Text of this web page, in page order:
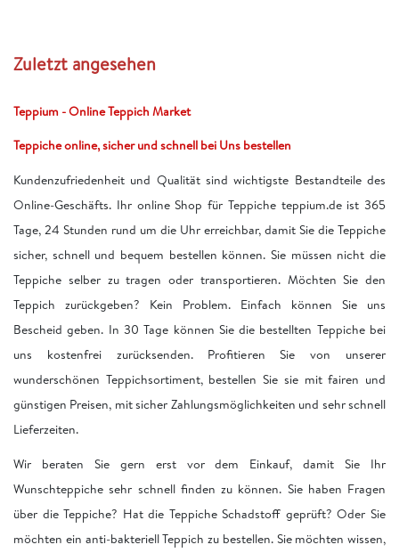
Zuletzt angesehen
Teppium - Online Teppich Market
Teppiche online, sicher und schnell bei Uns bestellen
Kundenzufriedenheit und Qualität sind wichtigste Bestandteile des
Online-Geschäfts. Ihr online Shop für Teppiche teppium.de ist 365
Tage, 24 Stunden rund um die Uhr erreichbar, damit Sie die Teppiche
sicher, schnell und bequem bestellen können. Sie müssen nicht die
Teppiche selber zu tragen oder transportieren. Möchten Sie den
Teppich zurückgeben? Kein Problem. Einfach können Sie uns
Bescheid geben. In 30 Tage können Sie die bestellten Teppiche bei
uns kostenfrei zurücksenden. Profitieren Sie von unserer
wunderschönen Teppichsortiment, bestellen Sie sie mit fairen und
günstigen Preisen, mit sicher Zahlungsmöglichkeiten und sehr schnell
Lieferzeiten.
Wir beraten Sie gern erst vor dem Einkauf, damit Sie Ihr
Wunschteppiche sehr schnell finden zu können. Sie haben Fragen
über die Teppiche? Hat die Teppiche Schadstoff geprüft? Oder Sie
möchten ein anti-bakteriell Teppich zu bestellen. Sie möchten wissen,